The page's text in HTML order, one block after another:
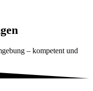
– kompetent und